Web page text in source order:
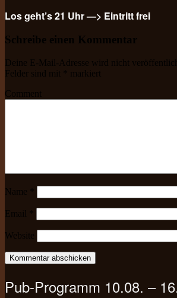
Los geht’s 21 Uhr —> Eintritt frei
Schreibe einen Kommentar
Deine E-Mail-Adresse wird nicht
Felder sind mit
markiert
Comment
Name
Email
Website
Pub-Programm 10.08. –